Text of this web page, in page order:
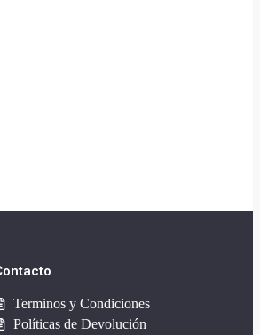
Terminos y Condiciones
Políticas de Devolución